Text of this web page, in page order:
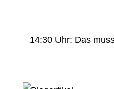
14:30 Uhr: Das